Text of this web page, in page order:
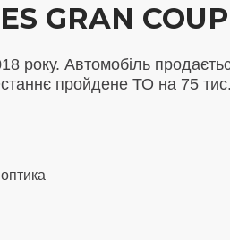
GRAN
року. Автомобіль
пройдене ТО на 75